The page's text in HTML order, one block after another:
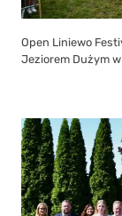
Open Liniewo
Jeziorem Dużym